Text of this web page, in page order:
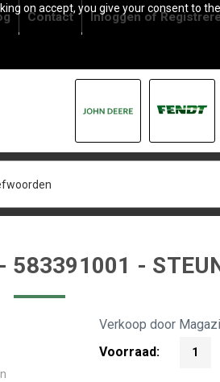
on accept, you give your consent to
Contact Inloggenof
583391001 -
Verkoop door
Voorraad:
1